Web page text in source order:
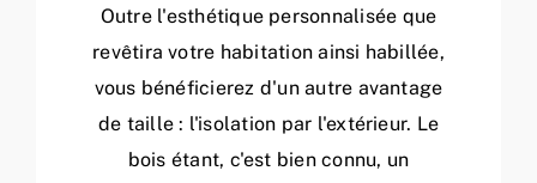
Outre l'esthétique personnalisée que
revêtira votre habitation ainsi habillée,
vous bénéficierez d'un autre avantage
de taille : l'isolation par l'extérieur. Le
bois étant, c'est bien connu, un